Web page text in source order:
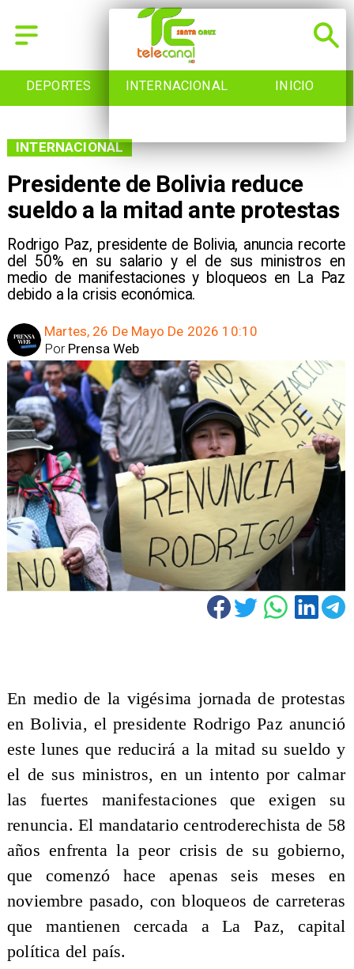
DEPORTES INTERNACIONAL INICIO
Presidente de Bolivia reduce
sueldo a la mitad ante protestas
Rodrigo Paz, presidente de Bolivia, anuncia recorte
del 50% en su salario y el de sus ministros en
medio de manifestaciones y bloqueos en La Paz
debido a la crisis económica.
INTERNACIONAL
Martes, 26 De Mayo De 2026 10:10
Prensa Web
Por
En medio de la vigésima jornada de protestas
en Bolivia, el presidente Rodrigo Paz anunció
este lunes que reducirá a la mitad su sueldo y
el de sus ministros, en un intento por calmar
las fuertes manifestaciones que exigen su
renuncia. El mandatario centroderechista de 58
años enfrenta la peor crisis de su gobierno,
que comenzó hace apenas seis meses en
noviembre pasado, con bloqueos de carreteras
que mantienen cercada a La Paz, capital
política del país.